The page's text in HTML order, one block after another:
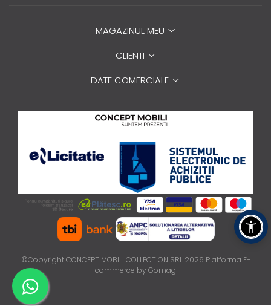
MAGAZINUL MEU
CLIENTI
DATE COMERCIALE
©Copyright CONCEPT MOBILI COLLECTION SRL 2026 Platforma E-
commerce by Gomag